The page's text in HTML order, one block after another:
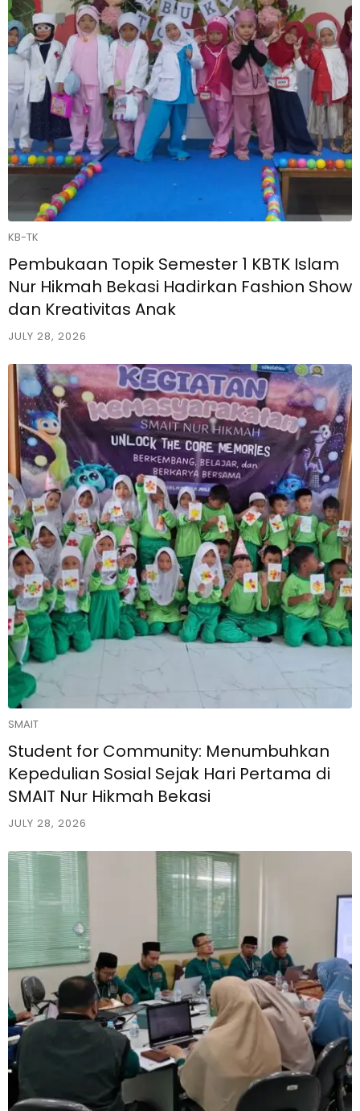
KB-TK
Pembukaan Topik Semester 1 KBTK Islam
Nur Hikmah Bekasi Hadirkan Fashion Show
dan Kreativitas Anak
JULY 28, 2026
SMAIT
Student for Community: Menumbuhkan
Kepedulian Sosial Sejak Hari Pertama di
SMAIT Nur Hikmah Bekasi
JULY 28, 2026